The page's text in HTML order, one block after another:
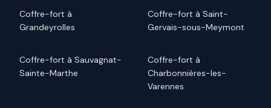
Coffre-fort à
Grandeyrolles
Coffre-fort à Saint-
Gervais-sous-Meymont
Coffre-fort à Sauvagnat-
Sainte-Marthe
Coffre-fort à
Charbonnières-les-
Varennes